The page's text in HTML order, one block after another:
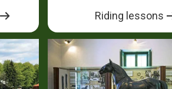
Riding lessons